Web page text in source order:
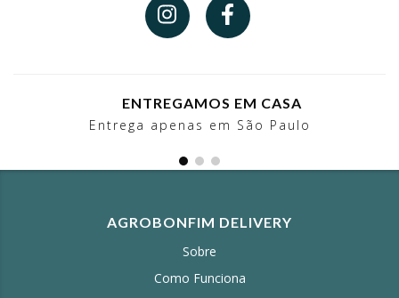
ENTREGAMOS EM CASA
Entrega apenas em São Paulo
AGROBONFIM DELIVERY
Sobre
Como Funciona